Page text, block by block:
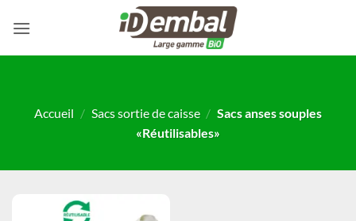
Accueil / Sacs sortie de caisse / Sacs anses souples
«Réutilisables»